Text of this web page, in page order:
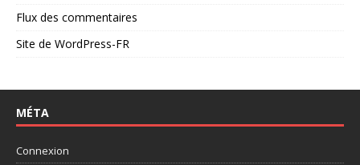
Flux des commentaires
Site de WordPress-FR
MÉTA
Connexion